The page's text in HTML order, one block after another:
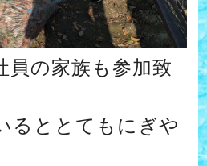
員の家族も参加致
るととてもにぎや